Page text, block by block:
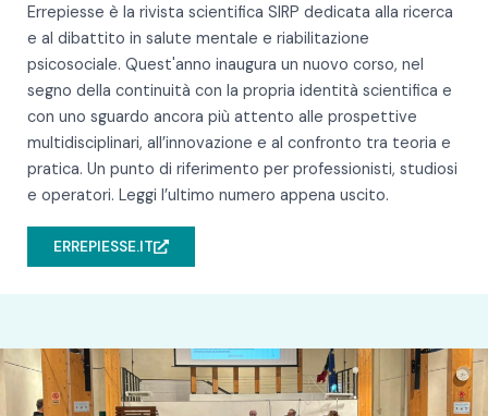
Errepiesse è la rivista scientifica SIRP dedicata alla ricerca
e al dibattito in salute mentale e riabilitazione
psicosociale. Quest'anno inaugura un nuovo corso, nel
segno della continuità con la propria identità scientifica e
con uno sguardo ancora più attento alle prospettive
multidisciplinari, all’innovazione e al confronto tra teoria e
pratica. Un punto di riferimento per professionisti, studiosi
e operatori. Leggi l’ultimo numero appena uscito.
ERREPIESSE.IT